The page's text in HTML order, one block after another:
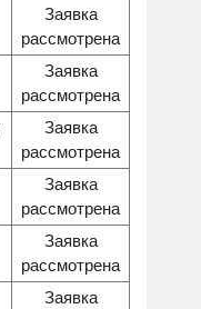
Заявка
рассмотрена
Заявка
рассмотрена
Заявка
рассмотрена
Заявка
рассмотрена
Заявка
рассмотрена
Заявка